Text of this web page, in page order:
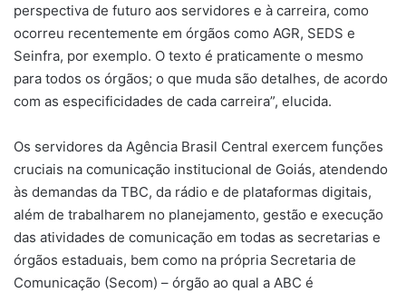
perspectiva de futuro aos servidores e à carreira, como
ocorreu recentemente em órgãos como AGR, SEDS e
Seinfra, por exemplo. O texto é praticamente o mesmo
para todos os órgãos; o que muda são detalhes, de acordo
com as especificidades de cada carreira”, elucida.
Os servidores da Agência Brasil Central exercem funções
cruciais na comunicação institucional de Goiás, atendendo
às demandas da TBC, da rádio e de plataformas digitais,
além de trabalharem no planejamento, gestão e execução
das atividades de comunicação em todas as secretarias e
órgãos estaduais, bem como na própria Secretaria de
Comunicação (Secom) – órgão ao qual a ABC é